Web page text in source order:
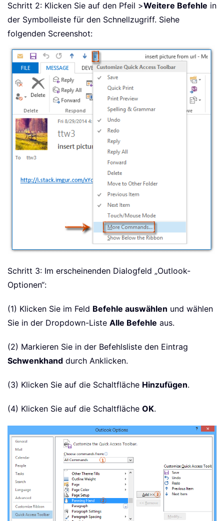
Schritt 2: Klicken Sie auf den Pfeil >Weitere Befehle in
der Symbolleiste für den Schnellzugriff. Siehe
folgenden Screenshot:
Schritt 3: Im erscheinenden Dialogfeld „Outlook-
Optionen“:
(1) Klicken Sie im Feld Befehle auswählen und wählen
Sie in der Dropdown-Liste Alle Befehle aus.
(2) Markieren Sie in der Befehlsliste den Eintrag
Schwenkhand durch Anklicken.
(3) Klicken Sie auf die Schaltfläche Hinzufügen.
(4) Klicken Sie auf die Schaltfläche OK.